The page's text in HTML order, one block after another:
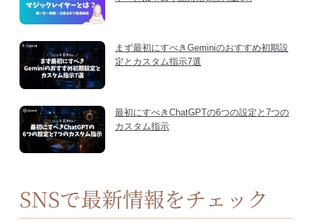
まず最初にすべきGeminiのおすすめ初期設
定とカスタム指示7選
最初にすべきChatGPTの6つの設定と7つの
カスタム指示
SNSで最新情報をチェック